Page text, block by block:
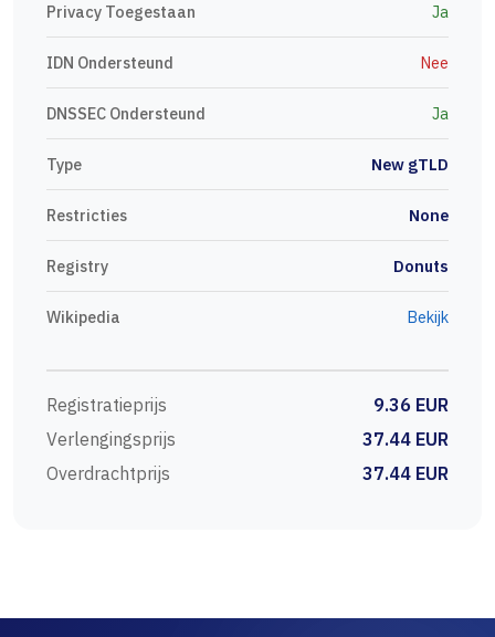
Privacy Toegestaan Ja
IDN Ondersteund Nee
DNSSEC Ondersteund Ja
Type New gTLD
Restricties None
Registry Donuts
Wikipedia Bekijk
Registratieprijs
9.36 EUR
Verlengingsprijs
37.44 EUR
Overdrachtprijs
37.44 EUR